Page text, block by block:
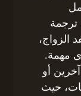
ترجمة
الزواج،
مهمة.
أو
حيث